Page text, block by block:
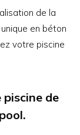
de la
en béton
votre piscine
de